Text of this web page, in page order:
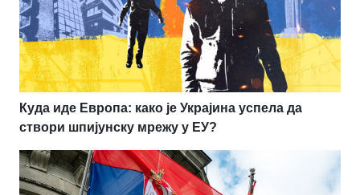
Куда иде Европа: како је Украјина успела да
створи шпијунску мрежу у ЕУ?